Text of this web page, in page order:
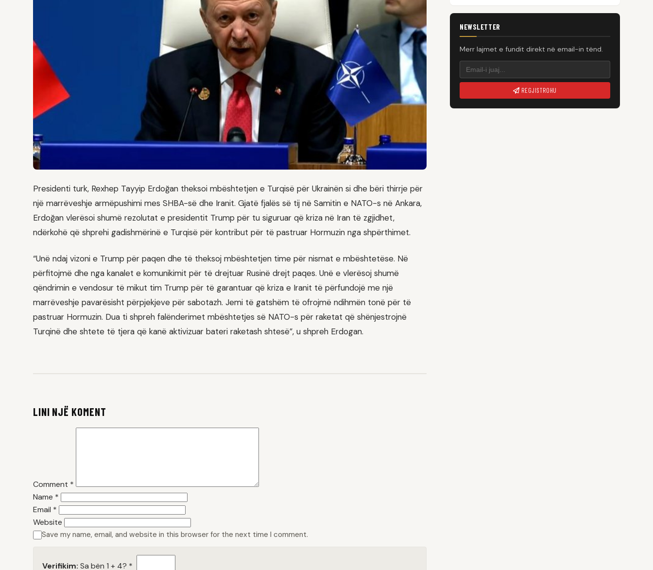
Presidenti turk, Rexhep Tayyip Erdoğan theksoi mbështetjen e Turqisë për Ukrainën si dhe bëri thirrje për
një marrëveshje armëpushimi mes SHBA-së dhe Iranit. Gjatë fjalës së tij në Samitin e NATO-s në Ankara,
Erdoğan vlerësoi shumë rezolutat e presidentit Trump për tu siguruar që kriza në Iran të zgjidhet,
ndërkohë që shprehi gadishmërinë e Turqisë për kontribut për të pastruar Hormuzin nga shpërthimet.
“Unë ndaj vizoni e Trump për paqen dhe të theksoj mbështetjen time për nismat e mbështetëse. Në
përfitojmë dhe nga kanalet e komunikimit për të drejtuar Rusinë drejt paqes. Unë e vlerësoj shumë
qëndrimin e vendosur të mikut tim Trump për të garantuar që kriza e Iranit të përfundojë me një
marrëveshje pavarësisht përpjekjeve për sabotazh. Jemi të gatshëm të ofrojmë ndihmën tonë për të
pastruar Hormuzin. Dua ti shpreh falënderimet mbështetjes së NATO-s për raketat që shënjestrojnë
Turqinë dhe shtete të tjera që kanë aktivizuar bateri raketash shtesë”, u shpreh Erdogan.
LINI NJË KOMENT
Comment *
Name *
Email *
Website
Save my name, email, and website in this browser for the next time I comment.
Verifikim: Sa bën 1 + 4? *
NEWSLETTER
Merr lajmet e fundit direkt në email-in tënd.
REGJISTROHU